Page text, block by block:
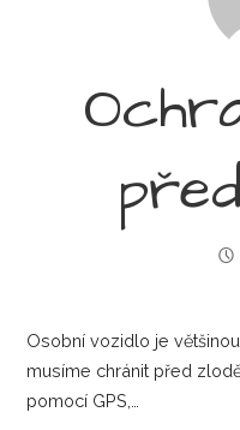
Osobní vozidlo je
musíme chránit před
pomocí GPS,…